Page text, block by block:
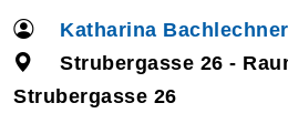
Katharina Bachlechner
Strubergasse 26 -
Strubergasse 26